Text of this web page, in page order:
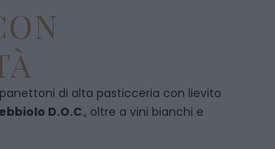
di alta pasticceria con lievito
D.O.C., oltre a vini bianchi e